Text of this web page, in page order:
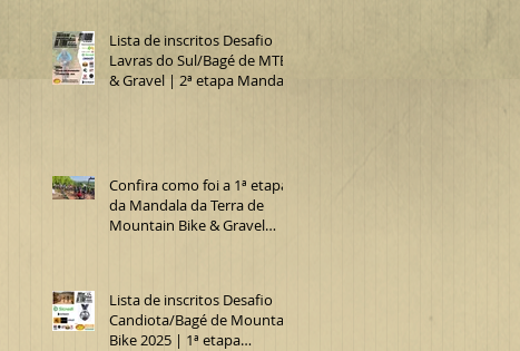
Lista de inscritos Desafio
Lavras do Sul/Bagé de MTB
& Gravel | 2ª etapa Mandala
Confira como foi a 1ª etapa
da Mandala da Terra de
Mountain Bike & Gravel
Lista de inscritos Desafio
Candiota/Bagé de Mountain
Bike 2025 | 1ª etapa